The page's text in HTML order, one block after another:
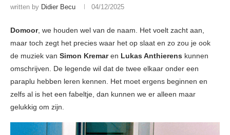
written by Didier Becu 04/12/2025
Domoor, we houden wel van de naam. Het voelt zacht aan,
maar toch zegt het precies waar het op slaat en zo zou je ook
de muziek van Simon Kremaren Lukas Anthierens kunnen
omschrijven. De legende wil dat de twee elkaar onder een
paraplu hebben leren kennen. Het moet ergens beginnen en
zelfs al is het een fabeltje, dan kunnen we er alleen maar
gelukkig om zijn.